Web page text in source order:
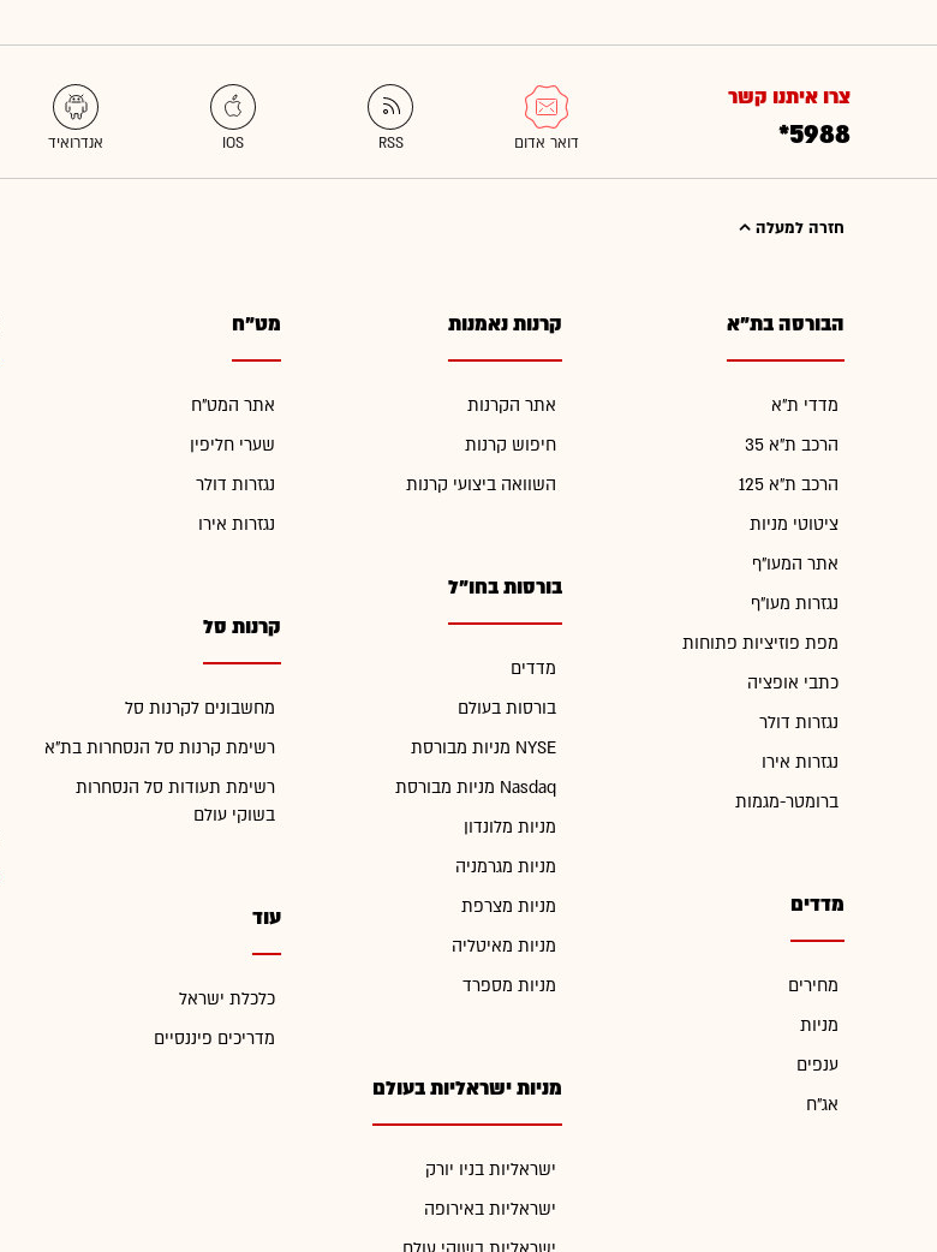
צרו איתנו קשר
*5988
חזרה למעלה
הבורסה בת"א
מדדי ת"א
הרכב ת"א 35
הרכב ת"א 125
ציטוטי מניות
אתר המעו"ף
נגזרות מעו"ף
מפת פוזיציות פתוחות
כתבי אופציה
נגזרות דולר
נגזרות אירו
ברומטר-מגמות
מדדים
מחירים
מניות
ענפים
אג"ח
קרנות נאמנות
אתר הקרנות
חיפוש קרנות
השוואה ביצועי קרנות
בורסות בחו"ל
מדדים
בורסות בעולם
מניות מבורסת NYSE
מניות מבורסת Nasdaq
מניות מלונדון
מניות מגרמניה
מניות מצרפת
מניות מאיטליה
מניות מספרד
מניות ישראליות בעולם
ישראליות בניו יורק
ישראליות באירופה
מט"ח
אתר המט"ח
שערי חליפין
נגזרות דולר
נגזרות אירו
קרנות סל
מחשבונים לקרנות סל
רשימת קרנות סל הנסחרות בת"א
רשימת תעודות סל הנסחרות
בשוקי עולם
עוד
כלכלת ישראל
מדריכים פיננסיים